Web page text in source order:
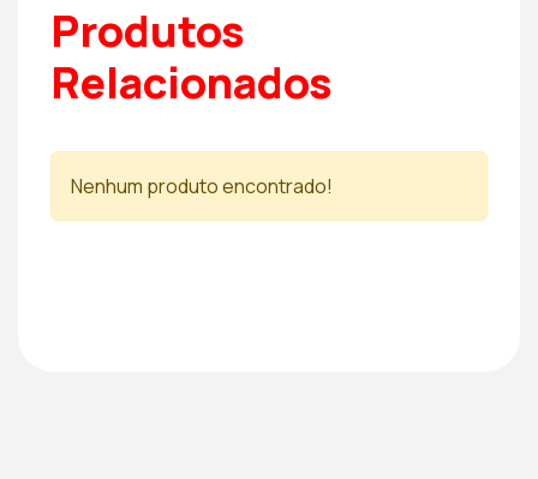
Produtos
Relacionados
Nenhum produto encontrado!